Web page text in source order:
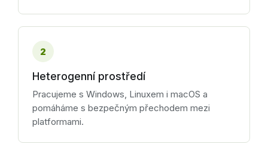
2
Heterogenní prostředí
Pracujeme s Windows, Linuxem i macOS a
pomáháme s bezpečným přechodem mezi
platformami.